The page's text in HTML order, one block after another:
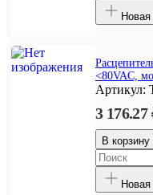
Новая
<80VAC,
Артикул:
3 176.27
В корзину
Новая